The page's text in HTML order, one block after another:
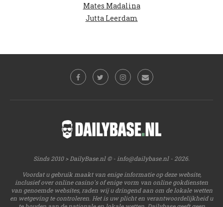
Mates Madalina
Jutta Leerdam
Sinds 2010 > DailyBase.nl © -info@dailybase.nl- 2026.
Voordat u gebruik maakt van enige informatie op deze website,
inclusief over online casino's of enige vorm van online gokdiensten
van genoemde websites, raden wij u dringend aan om de lokale wetten
en wetgeving te controleren. Het is uw plicht en verantwoordelijkheid u